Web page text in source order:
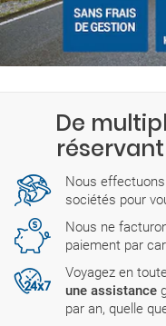
De
Nous
sociétés pour
Nous ne
paiement par
Voyagez en
une assistance
par an, quelle